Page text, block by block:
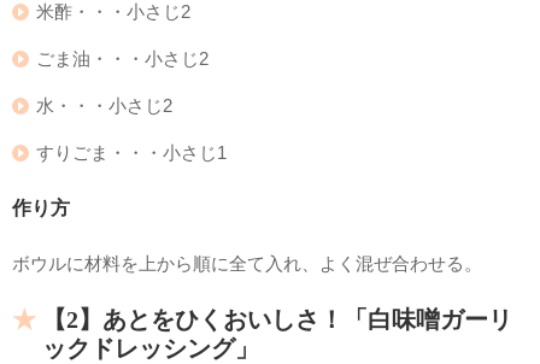
米酢・・・小さじ2
ごま油・・・小さじ2
水・・・小さじ2
すりごま・・・小さじ1
作り方
ボウルに材料を上から順に全て入れ、よく混ぜ合わせる。
【2】あとをひくおいしさ！「白味噌ガーリ
ックドレッシング」